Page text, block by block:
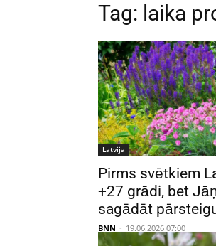
Tag: laika
Latvija
Pirms svētkiem
+27 grādi, bet
sagādāt
BNN - 19.06.2026 07:00